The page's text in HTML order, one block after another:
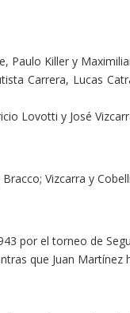
Paulo Killer y
Carrera, Lucas
Lovotti y José
Vizcarra y
por el torneo de
que Juan